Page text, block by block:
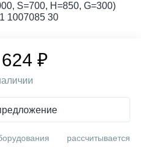
S=700, H=850, G=300)
1007085 30
₽
рассчитывается